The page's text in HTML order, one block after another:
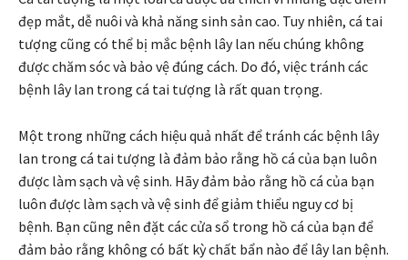
đẹp mắt, dễ nuôi và khả năng sinh sản cao. Tuy nhiên, cá tai
tượng cũng có thể bị mắc bệnh lây lan nếu chúng không
được chăm sóc và bảo vệ đúng cách. Do đó, việc tránh các
bệnh lây lan trong cá tai tượng là rất quan trọng.
Một trong những cách hiệu quả nhất để tránh các bệnh lây
lan trong cá tai tượng là đảm bảo rằng hồ cá của bạn luôn
được làm sạch và vệ sinh. Hãy đảm bảo rằng hồ cá của bạn
luôn được làm sạch và vệ sinh để giảm thiểu nguy cơ bị
bệnh. Bạn cũng nên đặt các cửa sổ trong hồ cá của bạn để
đảm bảo rằng không có bất kỳ chất bẩn nào để lây lan bệnh.